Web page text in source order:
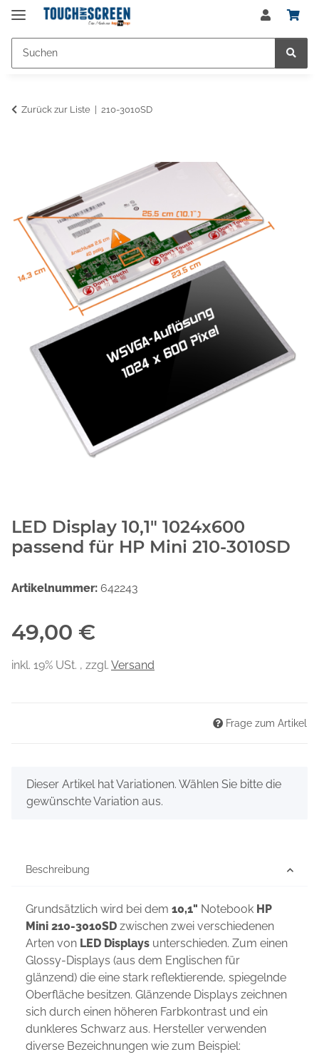
Zurück zur Liste 210-3010SD
LED Display 10,1" 1024x600
passend für HP Mini 210-3010SD
Artikelnummer: 642243
49,00 €
inkl. 19% USt. , zzgl. Versand
Frage zum Artikel
x
Dieser Artikel hat Variationen. Wählen Sie bitte die
gewünschte Variation aus.
Beschreibung
Grundsätzlich wird bei dem 10,1" Notebook HP
Mini 210-3010SD zwischen zwei verschiedenen
Arten von LED Displays unterschieden. Zum einen
Glossy-Displays (aus dem Englischen für
glänzend) die eine stark reflektierende, spiegelnde
Oberfläche besitzen. Glänzende Displays zeichnen
sich durch einen höheren Farbkontrast und ein
dunkleres Schwarz aus. Hersteller verwenden
diverse Bezeichnungen wie zum Beispiel: